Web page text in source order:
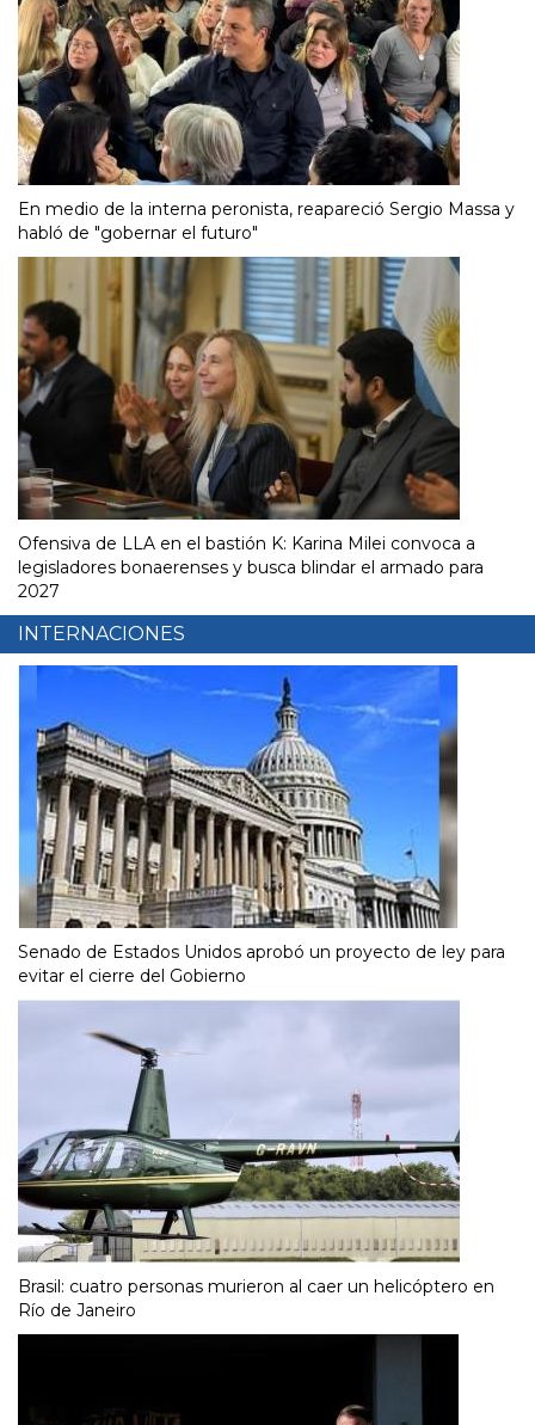
En medio de la interna peronista, reapareció Sergio Massa y
habló de "gobernar el futuro"
Ofensiva de LLA en el bastión K: Karina Milei convoca a
legisladores bonaerenses y busca blindar el armado para
2027
INTERNACIONES
Senado de Estados Unidos aprobó un proyecto de ley para
evitar el cierre del Gobierno
Brasil: cuatro personas murieron al caer un helicóptero en
Río de Janeiro